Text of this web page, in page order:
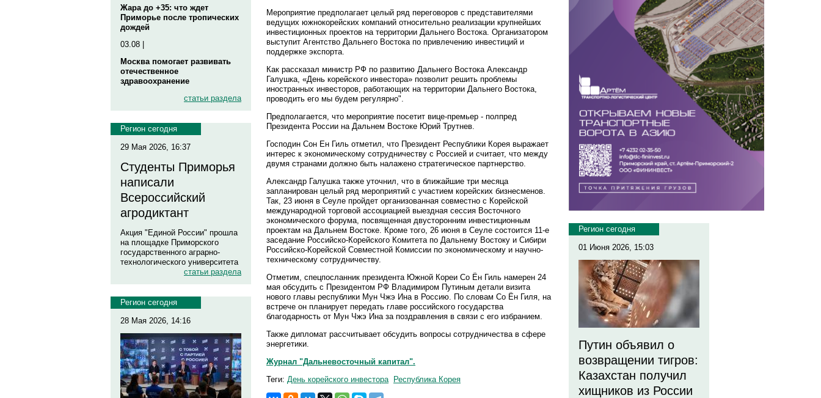
Жара до +35: что ждет
Приморье после тропических
дождей
03.08 |
Москва помогает развивать
отечественное
здравоохранение
статьи раздела
Регион сегодня
29 Мая 2026, 16:37
Студенты Приморья
написали
Всероссийский
агродиктант
Акция "Единой России" прошла
на площадке Приморского
государственного аграрно-
технологического университета
статьи раздела
Регион сегодня
28 Мая 2026, 14:16
Мероприятие предполагает целый ряд переговоров с представителями
ведущих южнокорейских компаний относительно реализации крупнейших
инвестиционных проектов на территории Дальнего Востока. Организатором
выступит Агентство Дальнего Востока по привлечению инвестиций и
поддержке экспорта.
Как рассказал министр РФ по развитию Дальнего Востока Александр
Галушка, «День корейского инвестора» позволит решить проблемы
иностранных инвесторов, работающих на территории Дальнего Востока,
проводить его мы будем регулярно".
Предполагается, что мероприятие посетит вице-премьер - полпред
Президента России на Дальнем Востоке Юрий Трутнев.
Господин Сон Ен Гиль отметил, что Президент Республики Корея выражает
интерес к экономическому сотрудничеству с Россией и считает, что между
двумя странами должно быть налажено стратегическое партнерство.
Александр Галушка также уточнил, что в ближайшие три месяца
запланирован целый ряд мероприятий с участием корейских бизнесменов.
Так, 23 июня в Сеуле пройдет организованная совместно с Корейской
международной торговой ассоциацией выездная сессия Восточного
экономического форума, посвященная двусторонним инвестиционным
проектам на Дальнем Востоке. Кроме того, 26 июня в Сеуле состоится 11-е
заседание Российско-Корейского Комитета по Дальнему Востоку и Сибири
Российско-Корейской Совместной Комиссии по экономическому и научно-
техническому сотрудничеству.
Отметим, спецпосланник президента Южной Кореи Со Ён Гиль намерен 24
мая обсудить с Президентом РФ Владимиром Путиным детали визита
нового главы республики Мун Чжэ Ина в Россию. По словам Со Ён Гиля, на
встрече он планирует передать главе российского государства
благодарность от Мун Чжэ Ина за поздравления в связи с его избранием.
Также дипломат рассчитывает обсудить вопросы сотрудничества в сфере
энергетики.
Журнал "Дальневосточный капитал".
Теги: День корейского инвестора Республика Корея
Регион сегодня
01 Июня 2026, 15:03
Путин объявил о
возвращении тигров:
Казахстан получил
хищников из России